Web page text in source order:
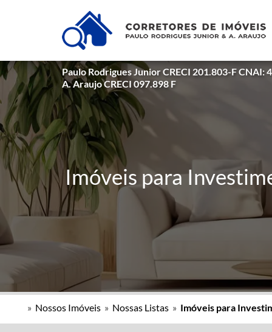
Paulo Rodrigues Junior CRECI 201.803-F CNAI:
A. Araujo CRECI 097.898 F
Imóveis para
» Nossos Imóveis » Nossas Listas » Imóveis para